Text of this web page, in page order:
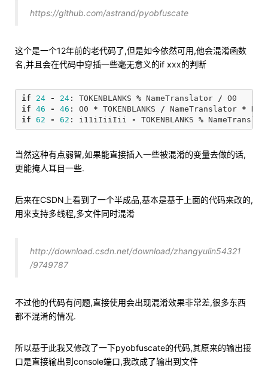
https://github.com/astrand/pyobfuscate
这个是一个12年前的老代码了,但是如今依然可用,他会混淆函数
名,并且会在代码中穿插一些毫无意义的if xxx的判断
if 24 - 24 : TOKENBLANKS % NameTranslator / O0
if 46 - 46 : O0 * TOKENBLANKS / NameTranslator *
if 62 - 62 : i11iIiiIii - TOKENBLANKS %
当然这种有点弱智,如果能直接插入一些被混淆的变量去做的话,
更能掩人耳目一些.
后来在CSDN上看到了一个半成品,基本是基于上面的代码来改的,
用来支持多线程,多文件同时混淆
http://download.csdn.net/download/zhangyulin54321
/9749787
不过他的代码有问题,直接使用会出现混淆效果非常差,很多东西
都不混淆的情况.
所以基于此我又修改了一下pyobfuscate的代码,其原来的输出接
口是直接输出到console端口,我改成了输出到文件